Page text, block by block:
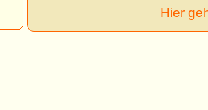
Hier